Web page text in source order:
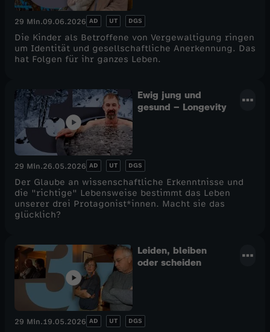
29 Min.09.06.2026 AD UT DGS
Die Kinder als Betroffene von Vergewaltigung ringen
um Identität und gesellschaftliche Anerkennung. Das
hat Folgen für ihr ganzes Leben.
Ewig jung und
gesund – Longevity
29 Min.26.05.2026 AD UT DGS
Der Glaube an wissenschaftliche Erkenntnisse und
die "richtige" Lebensweise bestimmt das Leben
unserer drei Protagonist*innen. Macht sie das
glücklich?
Leiden, bleiben
oder scheiden
29 Min.19.05.2026 AD UT DGS